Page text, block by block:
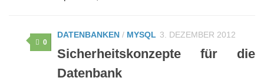
0
DATENBANKEN / MYSQL 3. DEZEMBER 2012
Sicherheitskonzepte für die
Datenbank